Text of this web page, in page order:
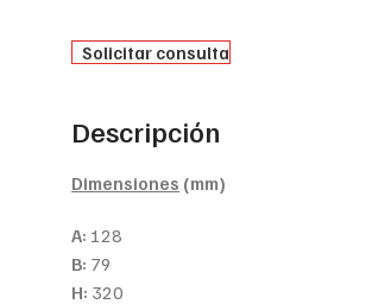
Solicitar consulta
Descripción
Dimensiones (mm)
A: 128
B: 79
H: 320